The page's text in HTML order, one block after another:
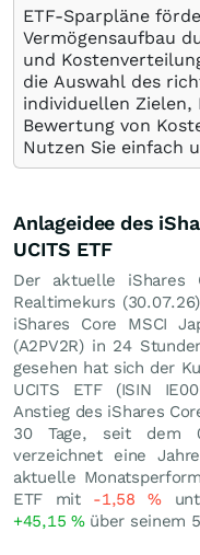
ETF-Sparpläne
Vermögensaufbau
und
die Auswahl des
individuellen
Bewertung von
Nutzen Sie einfach
Anlageidee des
UCITS ETF
Der aktuelle iShares
Realtimekurs (30.07.26
iShares Core MSCI
(A2PV2R) in 24
gesehen hat sich der
UCITS ETF (ISIN
Anstieg des iShares
30 Tage, seit dem
verzeichnet eine
aktuelle
ETF mit -1,58%
+45,15 %über seinem